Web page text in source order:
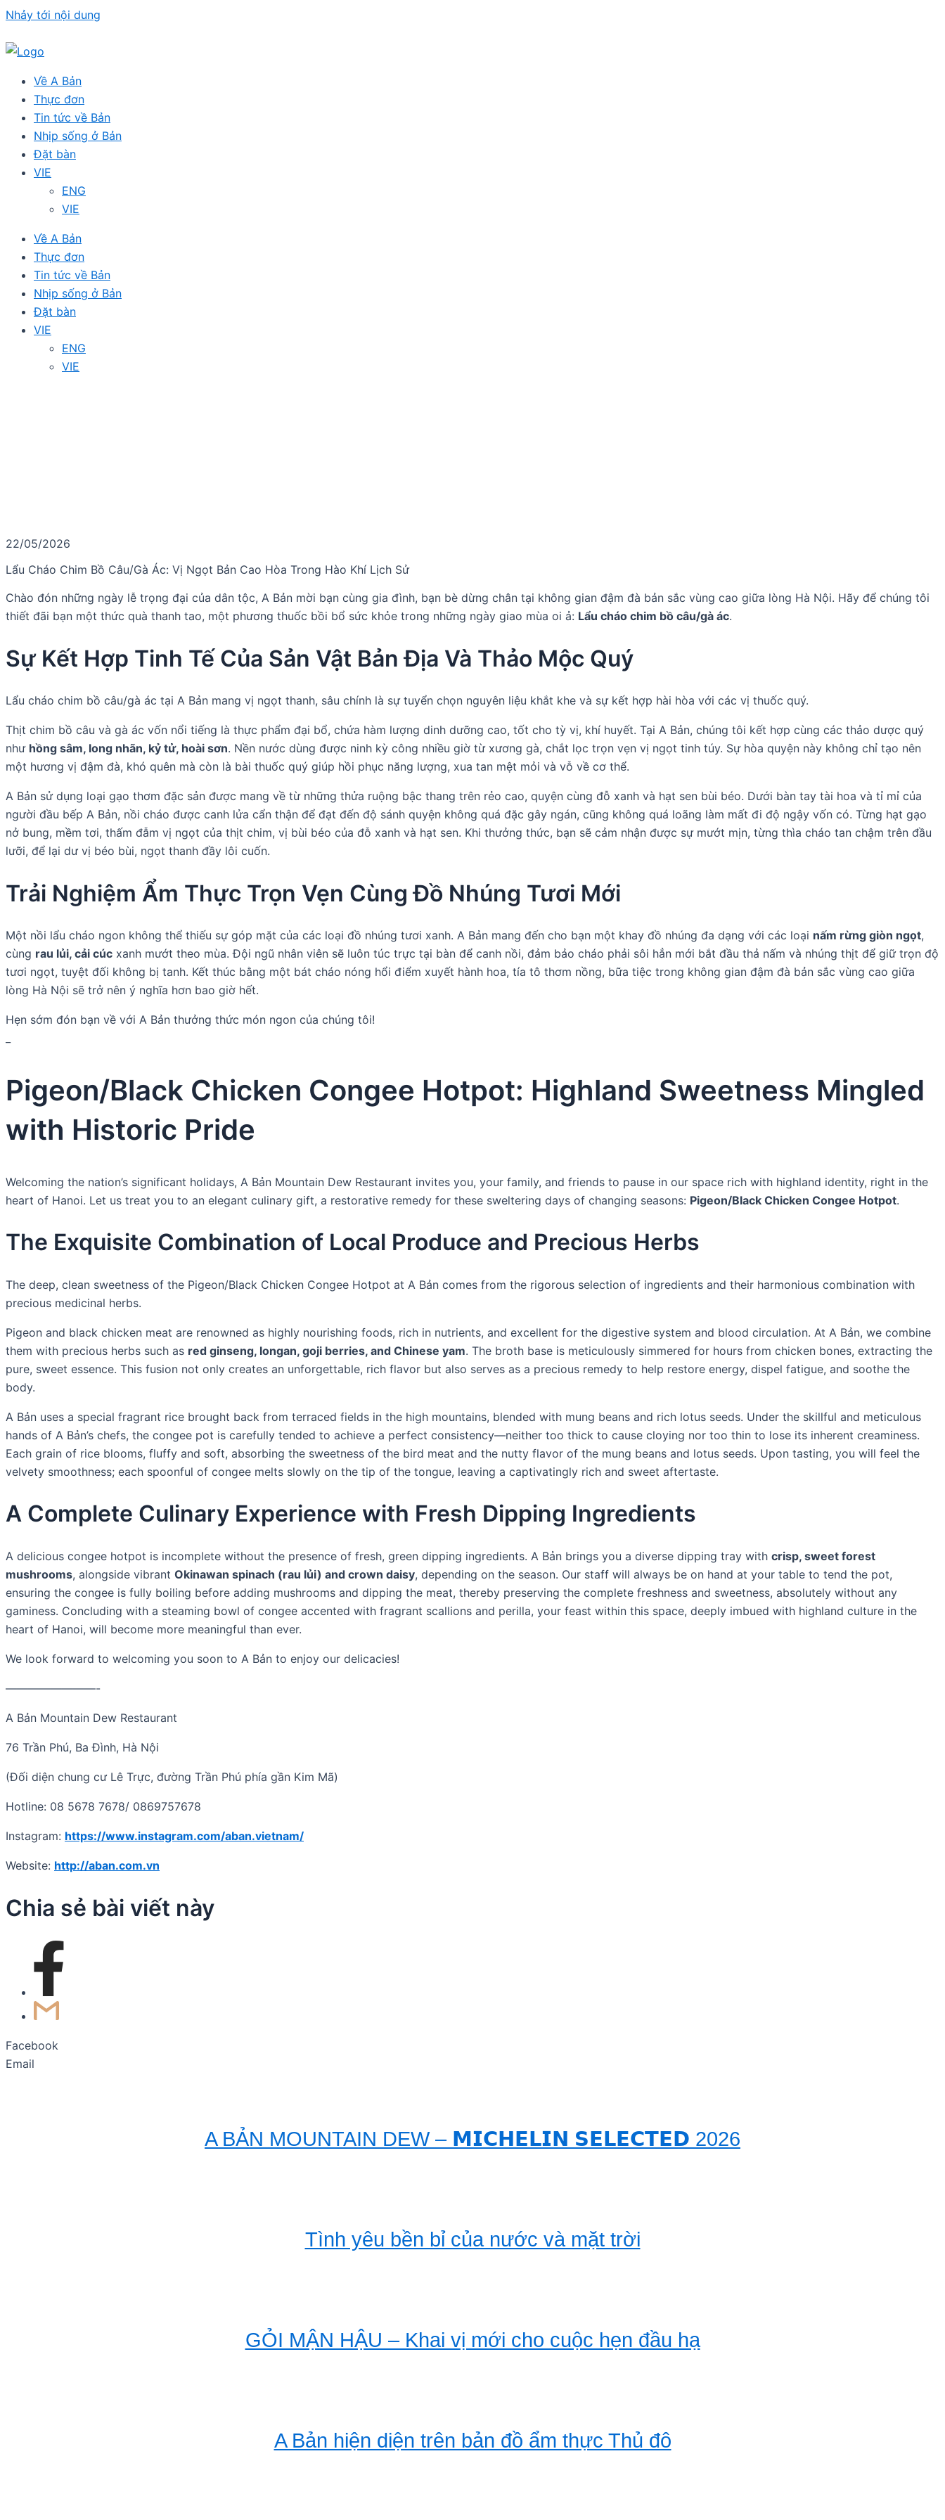
Nhảy tới nội dung
Về A Bản
Thực đơn
Tin tức về Bản
Nhịp sống ở Bản
Đặt bàn
VIE
ENG
VIE
Về A Bản
Thực đơn
Tin tức về Bản
Nhịp sống ở Bản
Đặt bàn
VIE
ENG
VIE
22/05/2026
Lẩu Cháo Chim Bồ Câu/Gà Ác: Vị Ngọt Bản Cao Hòa Trong Hào Khí Lịch Sử
Chào đón những ngày lễ trọng đại của dân tộc, A Bản mời bạn cùng gia đình, bạn bè dừng chân tại không gian đậm đà bản sắc vùng cao giữa lòng Hà Nội. Hãy để chúng tôi
thiết đãi bạn một thức quà thanh tao, một phương thuốc bồi bổ sức khỏe trong những ngày giao mùa oi ả: Lẩu cháo chim bồ câu/gà ác.
Sự Kết Hợp Tinh Tế Của Sản Vật Bản Địa Và Thảo Mộc Quý
Lẩu cháo chim bồ câu/gà ác tại A Bản mang vị ngọt thanh, sâu chính là sự tuyển chọn nguyên liệu khắt khe và sự kết hợp hài hòa với các vị thuốc quý.
Thịt chim bồ câu và gà ác vốn nổi tiếng là thực phẩm đại bổ, chứa hàm lượng dinh dưỡng cao, tốt cho tỳ vị, khí huyết. Tại A Bản, chúng tôi kết hợp cùng các thảo dược quý
như hồng sâm, long nhãn, kỷ tử, hoài sơn. Nền nước dùng được ninh kỳ công nhiều giờ từ xương gà, chắt lọc trọn vẹn vị ngọt tinh túy. Sự hòa quyện này không chỉ tạo nên
một hương vị đậm đà, khó quên mà còn là bài thuốc quý giúp hồi phục năng lượng, xua tan mệt mỏi và vỗ về cơ thể.
A Bản sử dụng loại gạo thơm đặc sản được mang về từ những thửa ruộng bậc thang trên rẻo cao, quyện cùng đỗ xanh và hạt sen bùi béo. Dưới bàn tay tài hoa và tỉ mỉ của
người đầu bếp A Bản, nồi cháo được canh lửa cẩn thận để đạt đến độ sánh quyện không quá đặc gây ngán, cũng không quá loãng làm mất đi độ ngậy vốn có. Từng hạt gạo
nở bung, mềm tơi, thấm đẫm vị ngọt của thịt chim, vị bùi béo của đỗ xanh và hạt sen. Khi thưởng thức, bạn sẽ cảm nhận được sự mướt mịn, từng thìa cháo tan chậm trên đầu
lưỡi, để lại dư vị béo bùi, ngọt thanh đầy lôi cuốn.
Trải Nghiệm Ẩm Thực Trọn Vẹn Cùng Đồ Nhúng Tươi Mới
Một nồi lẩu cháo ngon không thể thiếu sự góp mặt của các loại đồ nhúng tươi xanh. A Bản mang đến cho bạn một khay đồ nhúng đa dạng với các loại nấm rừng giòn ngọt,
cùng rau lủi, cải cúc xanh mướt theo mùa. Đội ngũ nhân viên sẽ luôn túc trực tại bàn để canh nồi, đảm bảo cháo phải sôi hẳn mới bắt đầu thả nấm và nhúng thịt để giữ trọn độ
tươi ngọt, tuyệt đối không bị tanh. Kết thúc bằng một bát cháo nóng hổi điểm xuyết hành hoa, tía tô thơm nồng, bữa tiệc trong không gian đậm đà bản sắc vùng cao giữa
lòng Hà Nội sẽ trở nên ý nghĩa hơn bao giờ hết.
Hẹn sớm đón bạn về với A Bản thưởng thức món ngon của chúng tôi!
Pigeon/Black Chicken Congee Hotpot: Highland Sweetness Mingled
with Historic Pride
Welcoming the nation’s significant holidays, A Bản Mountain Dew Restaurant invites you, your family, and friends to pause in our space rich with highland identity, right in the
heart of Hanoi. Let us treat you to an elegant culinary gift, a restorative remedy for these sweltering days of changing seasons: Pigeon/Black Chicken Congee Hotpot.
The Exquisite Combination of Local Produce and Precious Herbs
The deep, clean sweetness of the Pigeon/Black Chicken Congee Hotpot at A Bản comes from the rigorous selection of ingredients and their harmonious combination with
precious medicinal herbs.
Pigeon and black chicken meat are renowned as highly nourishing foods, rich in nutrients, and excellent for the digestive system and blood circulation. At A Bản, we combine
them with precious herbs such as red ginseng, longan, goji berries, and Chinese yam. The broth base is meticulously simmered for hours from chicken bones, extracting the
pure, sweet essence. This fusion not only creates an unforgettable, rich flavor but also serves as a precious remedy to help restore energy, dispel fatigue, and soothe the
body.
A Bản uses a special fragrant rice brought back from terraced fields in the high mountains, blended with mung beans and rich lotus seeds. Under the skillful and meticulous
hands of A Bản’s chefs, the congee pot is carefully tended to achieve a perfect consistency—neither too thick to cause cloying nor too thin to lose its inherent creaminess.
Each grain of rice blooms, fluffy and soft, absorbing the sweetness of the bird meat and the nutty flavor of the mung beans and lotus seeds. Upon tasting, you will feel the
velvety smoothness; each spoonful of congee melts slowly on the tip of the tongue, leaving a captivatingly rich and sweet aftertaste.
A Complete Culinary Experience with Fresh Dipping Ingredients
A delicious congee hotpot is incomplete without the presence of fresh, green dipping ingredients. A Bản brings you a diverse dipping tray with crisp, sweet forest
mushrooms, alongside vibrant Okinawan spinach (rau lủi) and crown daisy, depending on the season. Our staff will always be on hand at your table to tend the pot,
ensuring the congee is fully boiling before adding mushrooms and dipping the meat, thereby preserving the complete freshness and sweetness, absolutely without any
gaminess. Concluding with a steaming bowl of congee accented with fragrant scallions and perilla, your feast within this space, deeply imbued with highland culture in the
heart of Hanoi, will become more meaningful than ever.
We look forward to welcoming you soon to A Bản to enjoy our delicacies!
————————-
A Bản Mountain Dew Restaurant
76 Trần Phú, Ba Đình, Hà Nội
(Đối diện chung cư Lê Trực, đường Trần Phú phía gần Kim Mã)
Hotline: 08 5678 7678/ 0869757678
Instagram: https://www.instagram.com/aban.vietnam/
Website: http://aban.com.vn
Chia sẻ bài viết này
Facebook
Email
A BẢN MOUNTAIN DEW – 𝗠𝗜𝗖𝗛𝗘𝗟𝗜𝗡 𝗦𝗘𝗟𝗘𝗖𝗧𝗘𝗗 2026
Tình yêu bền bỉ của nước và mặt trời
GỎI MẬN HẬU – Khai vị mới cho cuộc hẹn đầu hạ
A Bản hiện diện trên bản đồ ẩm thực Thủ đô